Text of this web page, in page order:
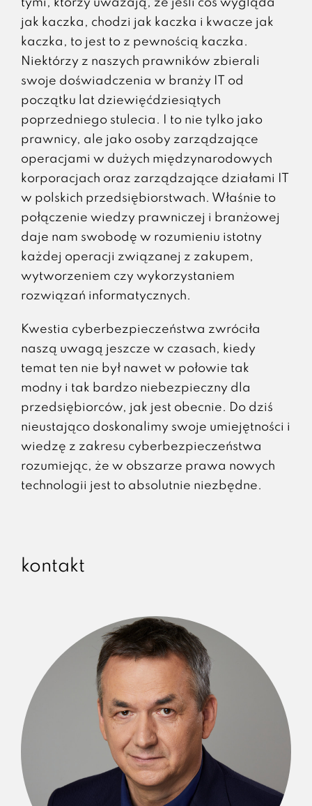
tymi, którzy uważają, że jeśli coś wygląda
jak kaczka, chodzi jak kaczka i kwacze jak
kaczka, to jest to z pewnością kaczka.
Niektórzy z naszych prawników zbierali
swoje doświadczenia w branży IT od
początku lat dziewięćdziesiątych
poprzedniego stulecia. I to nie tylko jako
prawnicy, ale jako osoby zarządzające
operacjami w dużych międzynarodowych
korporacjach oraz zarządzające działami IT
w polskich przedsiębiorstwach. Właśnie to
połączenie wiedzy prawniczej i branżowej
daje nam swobodę w rozumieniu istotny
każdej operacji związanej z zakupem,
wytworzeniem czy wykorzystaniem
rozwiązań informatycznych.
Kwestia cyberbezpieczeństwa zwróciła
naszą uwagą jeszcze w czasach, kiedy
temat ten nie był nawet w połowie tak
modny i tak bardzo niebezpieczny dla
przedsiębiorców, jak jest obecnie. Do dziś
nieustająco doskonalimy swoje umiejętności i
wiedzę z zakresu cyberbezpieczeństwa
rozumiejąc, że w obszarze prawa nowych
technologii jest to absolutnie niezbędne.
kontakt
Ireneusz Piecuch
SENIOR PARTNER